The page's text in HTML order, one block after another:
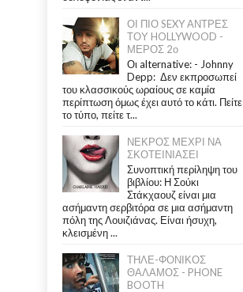
ΟΙ ΠΙΟ SEXY ΑΝΤΡΕΣ
ΤΟΥ HOLLYWOOD -
ΜΕΡΟΣ 2ο
Οι alternative: - Johnny
Depp: Δεν εκπροσωπεί
του κλασσικούς ωραίους σε καμία
περίπτωση όμως έχει αυτό το κάτι. Πείτε
το τύπο, πείτε τ...
ΝΕΚΡΟΣ ΜΕΧΡΙ ΝΑ
ΣΚΟΤΕΙΝΙΑΣΕΙ
Συνοπτική περίληψη του
βιβλίου: Η Σούκι
Στάκχαουζ είναι μια
ασήμαντη σερβιτόρα σε μια ασήμαντη
πόλη της Λουιζιάνας. Είναι ήσυχη,
κλεισμένη ...
ΤΗΛΕ-ΦΟΝΙΚΟΣ
ΘΑΛΑΜΟΣ - PHONE
BOOTH